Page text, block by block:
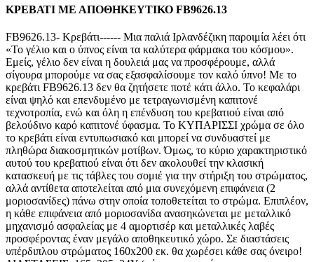
ΚΡΕΒΑΤΙ ΜΕ ΑΠΟΘΗΚΕΥΤΙΚΟ FB9626.13
FB9626.13- Κρεβάτι------ Μια παλιά Ιρλανδέζικη παροιμία λέει ότι
«Το γέλιο και ο ύπνος είναι τα καλύτερα φάρμακα του κόσμου».
Εμείς, γέλιο δεν είναι η δουλειά μας να προσφέρουμε, αλλά
σίγουρα μπορούμε να σας εξασφαλίσουμε τον καλό ύπνο! Με το
κρεβάτι FB9626.13 δεν θα ζητήσετε ποτέ κάτι άλλο. Το κεφαλάρι
είναι ψηλό και επενδυμένο με τετραγωνισμένη καπιτονέ
τεχνοτροπία, ενώ και όλη η επένδυση του κρεβατιού είναι από
βελούδινο καρό καπιτονέ ύφασμα. Το ΚΥΠΑΡΙΣΣΙ χρώμα σε όλο
το κρεβάτι είναι εντυπωσιακό και μπορεί να συνδυαστεί με
πληθώρα διακοσμητικών μοτίβων. Όμως, το κύριο χαρακτηριστικό
αυτού του κρεβατιού είναι ότι δεν ακολουθεί την κλασική
κατασκευή με τις τάβλες του σομιέ για την στήριξη του στρώματος,
αλλά αντίθετα αποτελείται από μια συνεχόμενη επιφάνεια (2
μοριοσανίδες) πάνω στην οποία τοποθετείται το στρώμα. Επιπλέον,
η κάθε επιφάνεια από μοριοσανίδα ανασηκώνεται με μεταλλικό
μηχανισμό ασφαλείας με 4 αμορτισέρ και μεταλλικές λαβές
προσφέροντας έναν μεγάλο αποθηκευτικό χώρο. Σε διαστάσεις
υπέρδιπλου στρώματος 160x200 εκ. θα χωρέσει κάθε σας όνειρο!